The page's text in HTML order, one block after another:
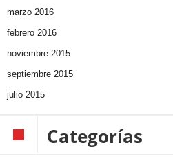
marzo 2016
febrero 2016
noviembre 2015
septiembre 2015
julio 2015
Categorías